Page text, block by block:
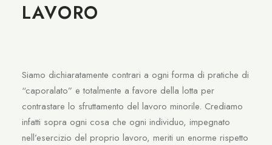
LAVORO
Siamo dichiaratamente contrari a ogni forma di pratiche di
“caporalato” e totalmente a favore della lotta per
contrastare lo sfruttamento del lavoro minorile. Crediamo
infatti sopra ogni cosa che ogni individuo, impegnato
nell’esercizio del proprio lavoro, meriti un enorme rispetto